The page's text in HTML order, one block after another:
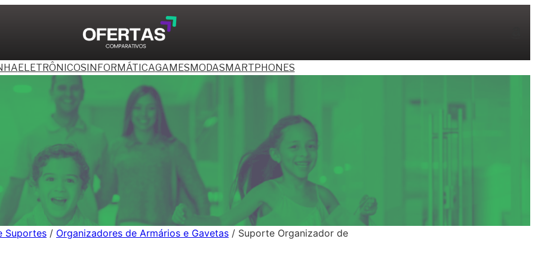
ELETRÔNICOS INFORMÁTICAGAMES MODASMARTPHONES
Suportes / Organizadores de Armários e Gavetas / Suporte Organizador de